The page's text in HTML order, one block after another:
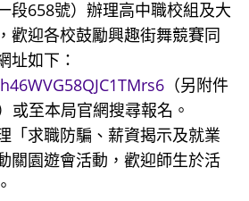
段658號）辦理高中職校組及大
歡迎各校鼓勵興趣街舞競賽同
址如下：
（另附件
或至本局官網搜尋報名。
「求職防騙、薪資揭示及就業
關園遊會活動，歡迎師生於活